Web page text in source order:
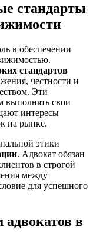
стандарты
в обеспечении
стандартов
честности и
Эти
выполнять свои
интересы
на рынке.
этики
. Адвокат обязан
в строгой
между
для успешного
в